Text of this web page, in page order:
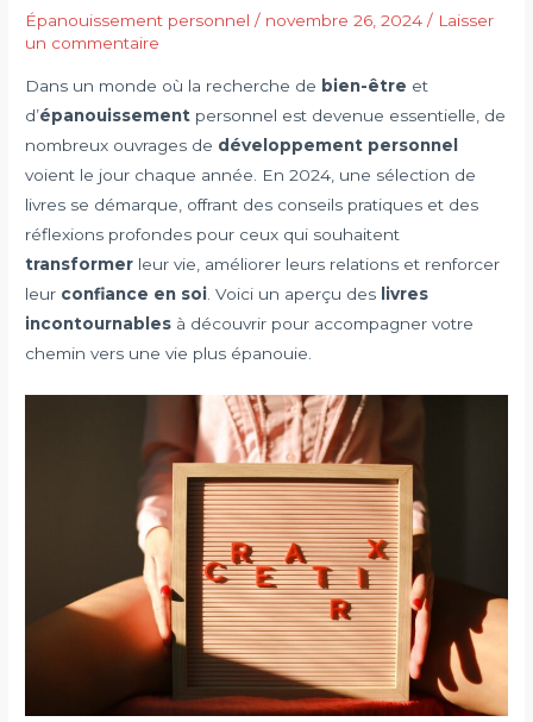
Épanouissement personnel / novembre 26, 2024/ Laisser
un commentaire
Dans un monde où la recherche de bien-être et
d’épanouissement personnel est devenue essentielle, de
nombreux ouvrages de développement personnel
voient le jour chaque année. En 2024, une sélection de
livres se démarque, offrant des conseils pratiques et des
réflexions profondes pour ceux qui souhaitent
transformer leur vie, améliorer leurs relations et renforcer
leur confiance en soi . Voici un aperçu des livres
incontournables à découvrir pour accompagner votre
chemin vers une vie plus épanouie.